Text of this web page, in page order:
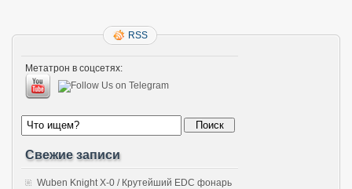
RSS
Метатрон в соцсетях:
Свежие записи
Wuben Knight X-0 / Крутейший EDC фонарь